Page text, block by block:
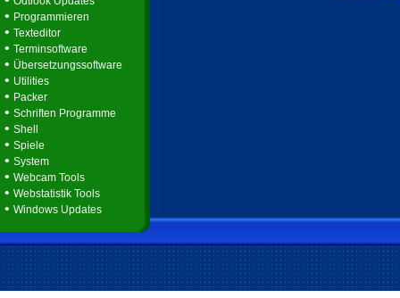
• Programmieren
• Texteditor
• Terminsoftware
• Übersetzungssoftware
• Utilities
• Packer
• Schriften Programme
• Shell
• Spiele
• System
• Webcam Tools
• Webstatistik Tools
• Windows Updates